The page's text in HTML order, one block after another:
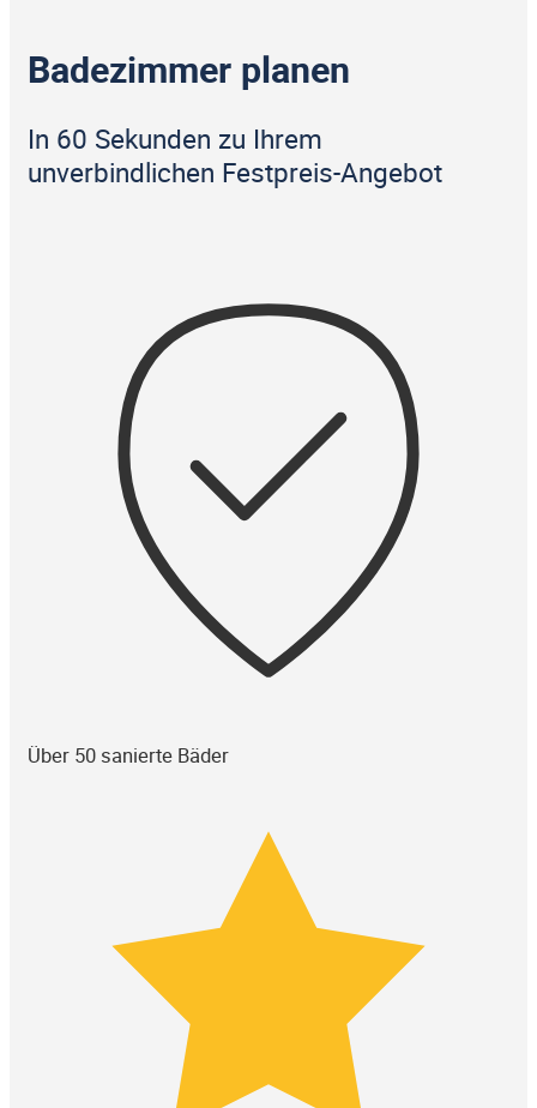
Badezimmer planen
In 60 Sekunden zu Ihrem
unverbindlichen Festpreis-Angebot
Über 50 sanierte Bäder